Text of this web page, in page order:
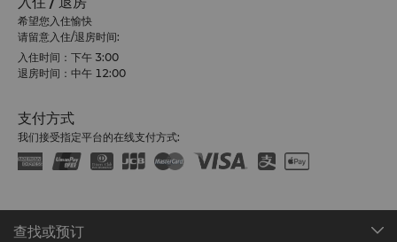
希望您入住愉快
请留意入住/退房时间:
入住时间：下午 3:00
退房时间：中午 12:00
支付方式
我们接受指定平台的在线支付方式:
查找或预订